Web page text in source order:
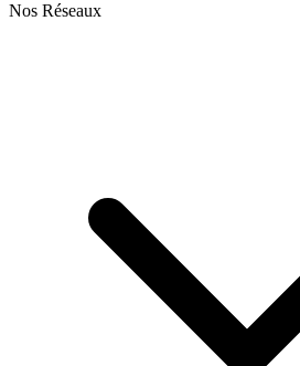
Nos Réseaux